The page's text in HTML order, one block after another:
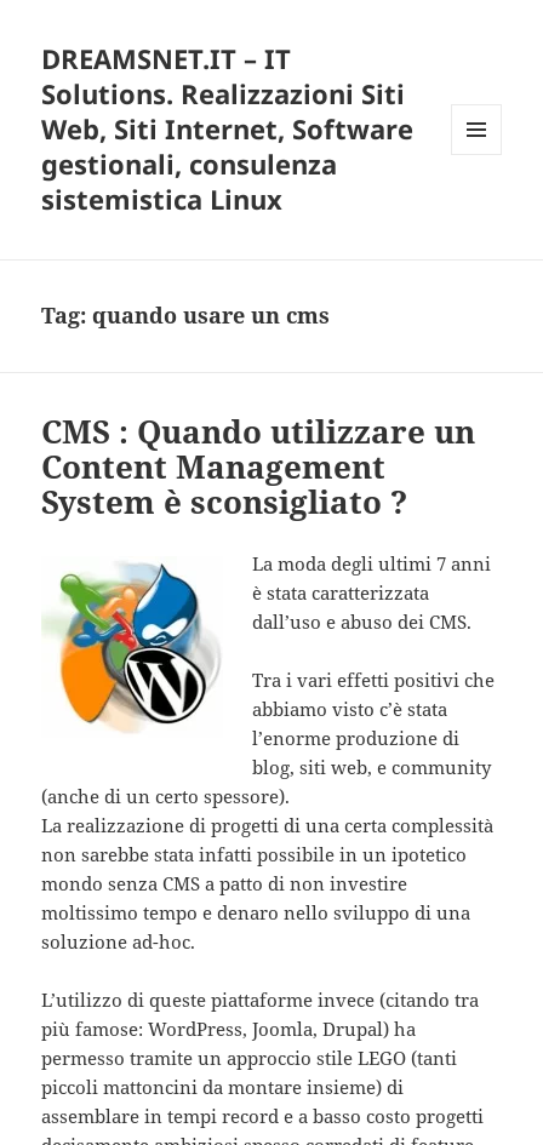
DREAMSNET.IT – IT
Solutions. Realizzazioni Siti
Web, Siti Internet, Software
gestionali, consulenza
sistemistica Linux
Tag:quando usare un cms
CMS : Quando utilizzare un
Content Management
System è sconsigliato ?
La moda degli ultimi 7 anni
è stata caratterizzata
dall’uso e abuso dei CMS.
Tra i vari effetti positivi che
abbiamo visto c’è stata
l’enorme produzione di
blog, siti web, e community
(anche di un certo spessore).
La realizzazione di progetti di una certa complessità
non sarebbe stata infatti possibile in un ipotetico
mondo senza CMS a patto di non investire
moltissimo tempo e denaro nello sviluppo di una
soluzione ad-hoc.
L’utilizzo di queste piattaforme invece (citando tra
più famose: WordPress, Joomla, Drupal) ha
permesso tramite un approccio stile LEGO (tanti
piccoli mattoncini da montare insieme) di
assemblare in tempi record e a basso costo progetti